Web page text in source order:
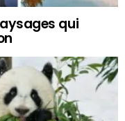
qui